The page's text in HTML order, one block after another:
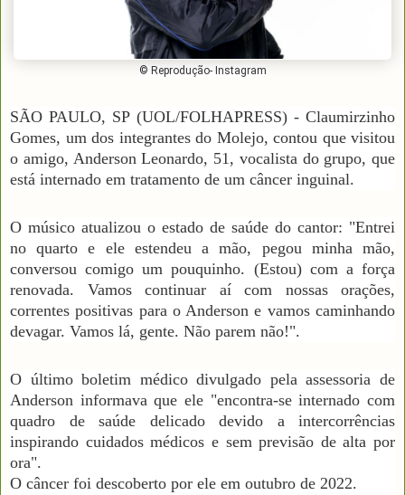
© Reprodução- Instagram
SÃO PAULO, SP (UOL/FOLHAPRESS) - Claumirzinho
Gomes, um dos integrantes do Molejo, contou que visitou
o amigo, Anderson Leonardo, 51, vocalista do grupo, que
está internado em tratamento de um câncer inguinal.
O músico atualizou o estado de saúde do cantor: "Entrei
no quarto e ele estendeu a mão, pegou minha mão,
conversou comigo um pouquinho. (Estou) com a força
renovada. Vamos continuar aí com nossas orações,
correntes positivas para o Anderson e vamos caminhando
devagar. Vamos lá, gente. Não parem não!".
O último boletim médico divulgado pela assessoria de
Anderson informava que ele "encontra-se internado com
quadro de saúde delicado devido a intercorrências
inspirando cuidados médicos e sem previsão de alta por
ora".
O câncer foi descoberto por ele em outubro de 2022.